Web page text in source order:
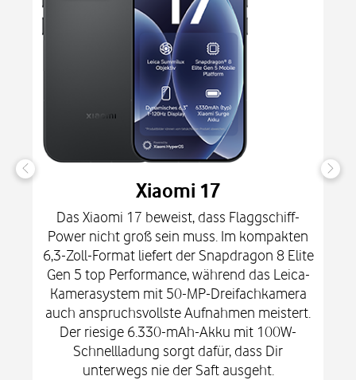
Xiaomi 17
Das Xiaomi 17 beweist, dass Flaggschiff-
Power nicht groß sein muss. Im kompakten
6,3-Zoll-Format liefert der Snapdragon 8 Elite
Gen 5 top Performance, während das Leica-
Kamerasystem mit 50-MP-Dreifachkamera
auch anspruchsvollste Aufnahmen meistert.
Der riesige 6.330-mAh-Akku mit 100W-
Schnellladung sorgt dafür, dass Dir
unterwegs nie der Saft ausgeht.